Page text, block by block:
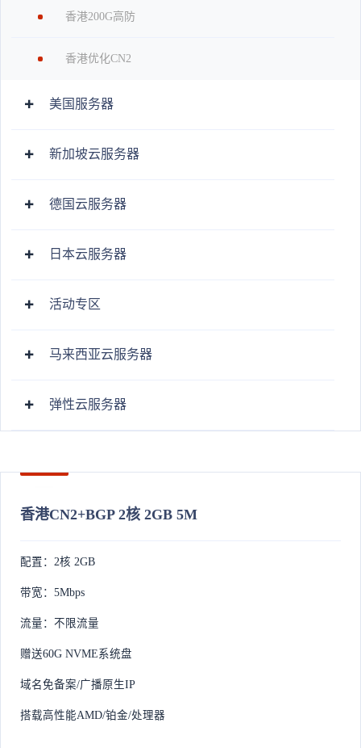
香港200G高防
香港优化CN2
美国服务器
新加坡云服务器
德国云服务器
日本云服务器
活动专区
马来西亚云服务器
弹性云服务器
香港CN2+BGP 2核 2GB 5M
配置：2核 2GB
带宽：5Mbps
流量：不限流量
赠送60G NVME系统盘
域名免备案/广播原生IP
搭载高性能AMD/铂金/处理器